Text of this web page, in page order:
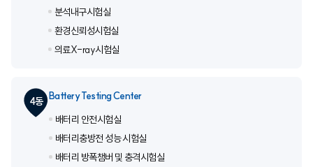
분석내구시험실
환경신뢰성시험실
의료X-ray시험실
4동 Battery Testing Center
배터리 안전시험실
배터리충방전 성능 시험실
배터리 방폭챔버 및 충격시험실